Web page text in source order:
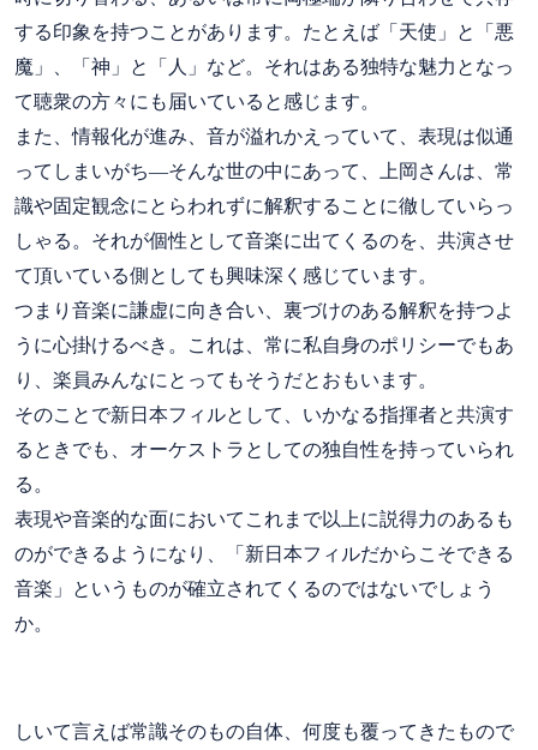
する印象を持つことがあります。たとえば「天使」と「悪
魔」、「神」と「人」など。それはある独特な魅力となっ
て聴衆の方々にも届いていると感じます。
また、情報化が進み、音が溢れかえっていて、表現は似通
ってしまいがち―そんな世の中にあって、上岡さんは、常
識や固定観念にとらわれずに解釈することに徹していらっ
しゃる。それが個性として音楽に出てくるのを、共演させ
て頂いている側としても興味深く感じています。
つまり音楽に謙虚に向き合い、裏づけのある解釈を持つよ
うに心掛けるべき。これは、常に私自身のポリシーでもあ
り、楽員みんなにとってもそうだとおもいます。
そのことで新日本フィルとして、いかなる指揮者と共演す
るときでも、オーケストラとしての独自性を持っていられ
る。
表現や音楽的な面においてこれまで以上に説得力のあるも
のができるようになり、「新日本フィルだからこそできる
音楽」というものが確立されてくるのではないでしょう
か。
しいて言えば常識そのもの自体、何度も覆ってきたもので